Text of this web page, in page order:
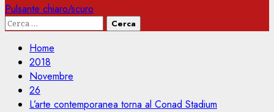
Pulsante chiaro/scuro
Ricerca
Home
2018
Novembre
26
L’arte contemporanea torna al Conad Stadium